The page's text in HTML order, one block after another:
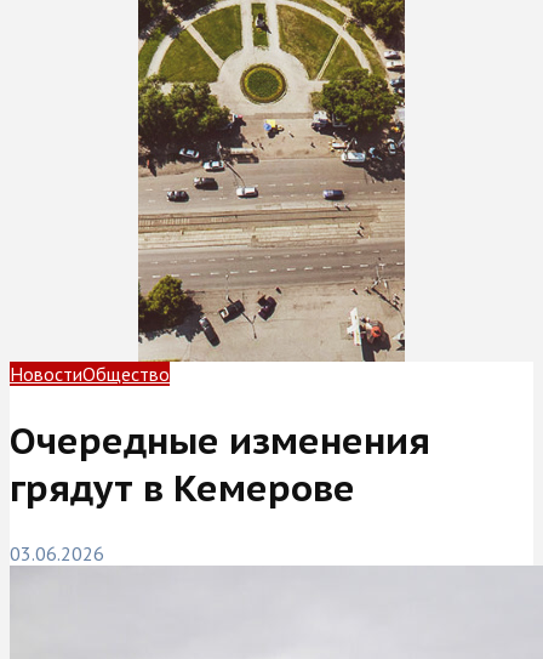
НовостиОбщество
Очередные изменения
грядут в Кемерове
03.06.2026